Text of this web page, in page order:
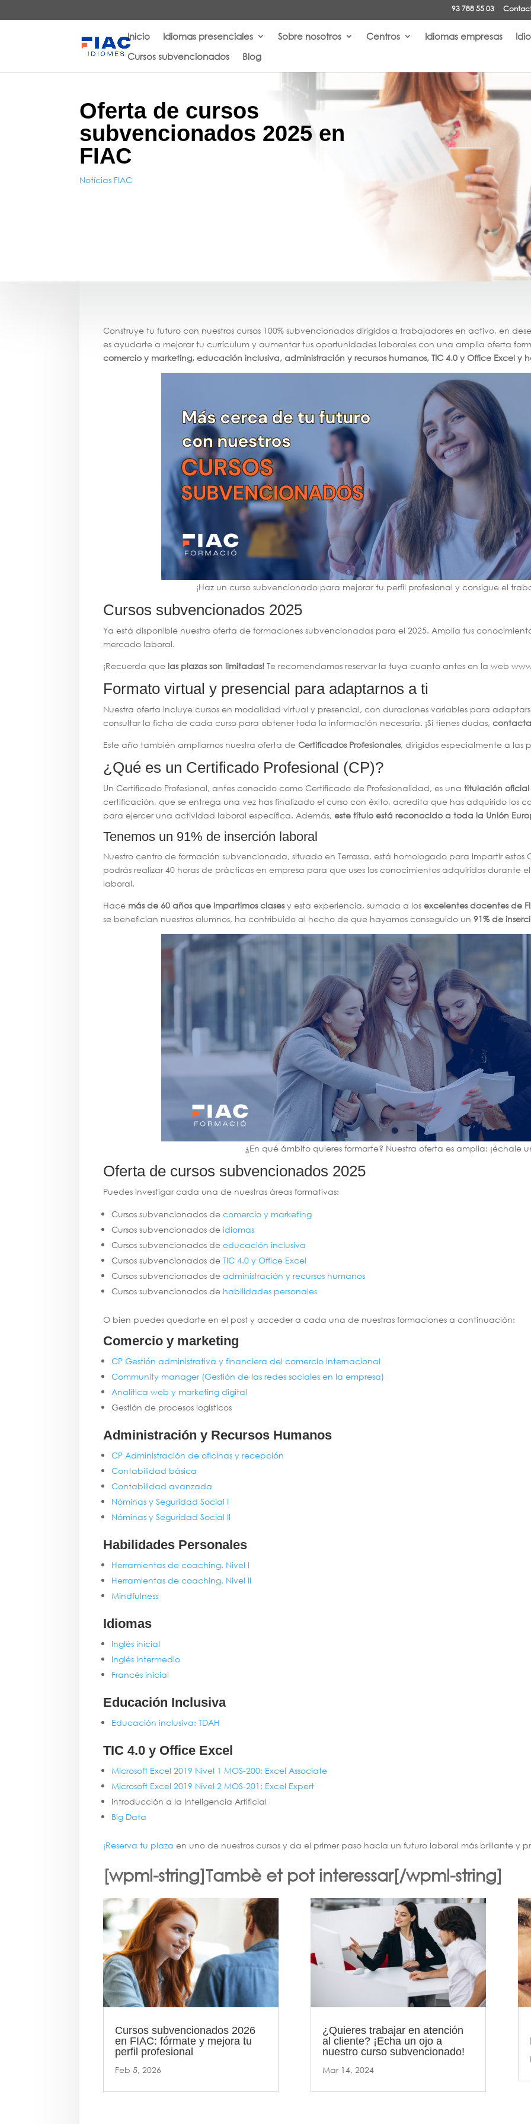
93 788 55 03
Inicio Idiomas presenciales Sobre nosotros Centros Idiomas empresas
Cursos subvencionados
Blog
Oferta de cursos
subvencionados 2025 en
FIAC
Notícias FIAC
Construye tu futuro con nuestros cursos 100% subvencionados dirigidos a trabajadores en activo, en
es ayudarte a mejorar tu currículum y aumentar tus oportunidades laborales con una amplia oferta
comercio y marketing, educación inclusiva, administración y recursos humanos, TIC 4.0 y Office Excel y
¡Haz un curso subvencionado para mejorar tu perfil profesional y consigue el
Cursos subvencionados 2025
Ya está disponible nuestra oferta de formaciones subvencionadas para el 2025. Amplía tus
mercado laboral.
¡Recuerda que las plazas son limitadas! Te recomendamos reservar la tuya cuanto antes en la web
Formato virtual y presencial para adaptarnos a ti
Nuestra oferta incluye cursos en modalidad virtual y presencial, con duraciones variables para
consultar la ficha de cada curso para obtener toda la información necesaria. ¡Si tienes dudas,contacta
Este año también ampliamos nuestra oferta deCertificados Profesionales, dirigidos especialmente a las
¿Qué es un Certificado Profesional (CP)?
Un Certificado Profesional, antes conocido como Certificado de Profesionalidad, es unatitulación oficial
certificación, que se entrega una vez has finalizado el curso con éxito, acredita que has adquirido los
para ejercer una actividad laboral específica. Además,este título está reconocido a toda la Unión
Tenemos un 91% de inserción laboral
Nuestro centro de formación subvencionada, situado en Terrassa, está homologado para impartir estos
podrás realizar 40 horas de prácticas en empresa para que uses los conocimientos adquiridos durante
laboral.
Hace más de 60 años que impartimos clasesy esta experiencia, sumada a losexcelentes docentes de
se benefician nuestros alumnos, ha contribuido al hecho de que hayamos conseguido un 91% de
¿En qué ámbito quieres formarte? Nuestra oferta es amplia: ¡échale
Oferta de cursos subvencionados 2025
Puedes investigar cada una de nuestras áreas formativas:
Cursos subvencionados decomercio y marketing
Cursos subvencionados deidiomas
Cursos subvencionados deeducación inclusiva
Cursos subvencionados deTIC 4.0 y Office Excel
Cursos subvencionados deadministración y recursos humanos
Cursos subvencionados de habilidades personales
O bien puedes quedarte en el post y acceder a cada una de nuestras formaciones a continuación:
Comercio y marketing
CP Gestión administrativa y financiera del comercio internacional
Community manager (Gestión de las redes sociales en la empresa)
Analítica web y marketing digital
Gestión de procesos logísticos
Administración y Recursos Humanos
CP Administración de oficinas y recepción
Contabilidad básica
Contabilidad avanzada
Nóminas y Seguridad Social I
Nóminas y Seguridad Social II
Habilidades Personales
Herramientas de coaching. Nivel I
Herramientas de coaching. Nivel II
Mindfulness
Idiomas
Inglés inicial
Inglés intermedio
Francés inicial
Educación Inclusiva
Educación inclusiva: TDAH
TIC 4.0 y Office Excel
Microsoft Excel 2019 Nivel 1 MOS-200: Excel Associate
Microsoft Excel 2019 Nivel 2 MOS-201: Excel Expert
Introducción a la Inteligencia Artificial
Big Data
¡Reserva tu plaza en uno de nuestros cursos y da el primer paso hacia un futuro laboral más brillante y
[wpml-string]Tambè et pot interessar[/wpml-string]
Cursos subvencionados 2026
en FIAC: fórmate y mejora tu
perfil profesional
Feb 5, 2026
¿Quieres trabajar en atención
al cliente? ¡Echa un ojo a
nuestro curso subvencionado!
Mar 14, 2024